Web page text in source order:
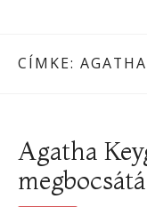
CÍMKE:
Agatha